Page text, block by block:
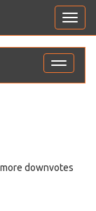
Toggle
downvotes